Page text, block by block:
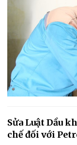
Sửa Luật Dầu
chế đối với